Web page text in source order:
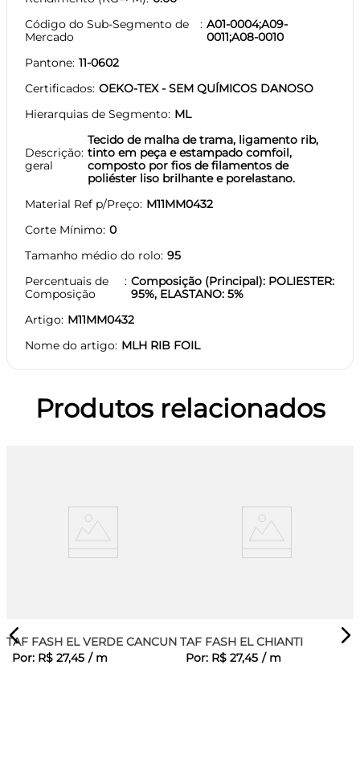
Código do Sub-Segmento de
Mercado
A01-0004;A09-
0011;A08-0010
Pantone 11-0602
Certificados OEKO-TEX - SEM QUÍMICOS DANOSO
Hierarquias de Segmento ML
Descrição
geral
Tecido de malha de trama, ligamento rib,
tinto em peça e estampado comfoil,
composto por fios de filamentos de
poliéster liso brilhante e porelastano.
Material Ref p/Preço M11MM0432
Corte Mínimo 0
Tamanho médio do rolo 95
Percentuais de
Composição
Composição (Principal): POLIESTER:
95%, ELASTANO: 5%
Artigo M11MM0432
Nome do artigo MLH RIB FOIL
Produtos relacionados
TAF FASH EL VERDE CANCUN
Por: R$ 27,45 / m
TAF FASH EL CHIANTI
Por: R$ 27,45 / m